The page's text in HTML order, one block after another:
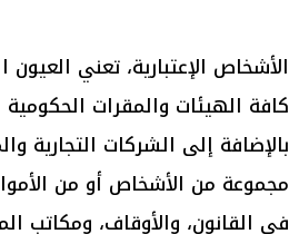
الأشخاص الإعتبارية، تعني
كافة الهيئات والمقرات الحكومية
بالإضافة إلى الشركات التجارية
مجموعة من الأشخاص أو من
فى القانون، والأوقاف، ومكاتب